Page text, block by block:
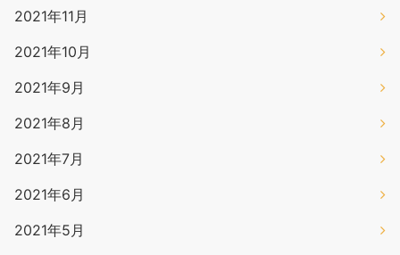
2021年11月
2021年10月
2021年9月
2021年8月
2021年7月
2021年6月
2021年5月